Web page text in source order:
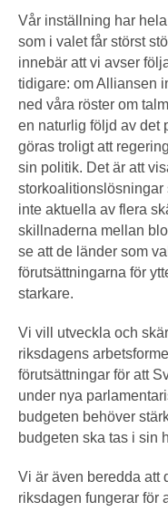
Vår inställning har
som i valet får störst
innebär att vi avser
tidigare: om Alliansen
ned våra röster om
en naturlig följd av det
göras troligt att
sin politik. Det är att
storkoalitionslösningar
inte aktuella av flera
skillnaderna mellan
se att de länder som
förutsättningarna för
starkare.
Vi vill utveckla och
riksdagens
förutsättningar för att
under nya
budgeten behöver
budgeten ska tas i sin
Vi är även beredda att
riksdagen fungerar för